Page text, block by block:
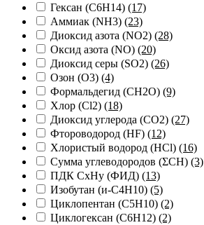
Гексан (C6H14) (17)
Аммиак (NH3) (23)
Диоксид азота (NO2) (28)
Оксид азота (NO) (20)
Диоксид серы (SO2) (26)
Озон (O3) (4)
Формальдегид (CH2O) (9)
Хлор (Cl2) (18)
Диоксид углерода (CO2) (27)
Фтороводород (HF) (12)
Хлористый водород (HCl) (16)
Сумма углеводородов (ΣСН) (3)
ПДК СхНу (ФИД) (13)
Изобутан (и-C4H10) (5)
Циклопентан (C5H10) (2)
Циклогексан (C6H12) (2)